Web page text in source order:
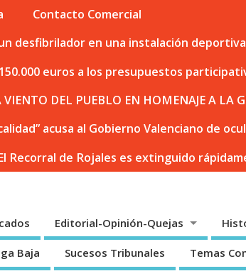
Contacto Comercial
desfibrilador en una instalación
euros a los presupuestos
DEL PUEBLO EN HOMENAJE A LA
acusa al Gobierno Valenciano de
Recorral de Rojales es extinguido
Editorial-Opinión-Quejas
Baja Sucesos Tribunales Temas